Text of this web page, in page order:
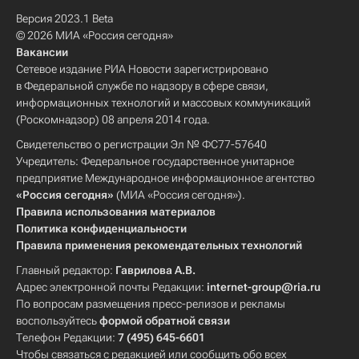
Версия 2023.1 Beta
© 2026 МИА «Россия сегодня»
Вакансии
Сетевое издание РИА Новости зарегистрировано
в Федеральной службе по надзору в сфере связи,
информационных технологий и массовых коммуникаций
(Роскомнадзор) 08 апреля 2014 года.
Свидетельство о регистрации Эл № ФС77-57640
Учредитель: Федеральное государственное унитарное
предприятие Международное информационное агентство
«Россия сегодня» (МИА «Россия сегодня»).
Правила использования материалов
Политика конфиденциальности
Правила применения рекомендательных технологий
Главный редактор: Гаврилова А.В.
Адрес электронной почты Редакции: internet-group@ria.ru
По вопросам размещения пресс-релизов и рекламы
воспользуйтесьформой обратной связи
Телефон Редакции: 7 (495) 645-6601
Чтобы связаться с редакцией или сообщить обо всех